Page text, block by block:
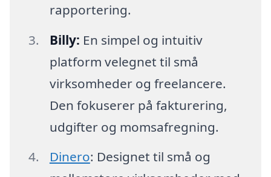
rapportering.
Billy: En simpel og intuitiv
platform velegnet til små
virksomheder og freelancere.
Den fokuserer på fakturering,
udgifter og momsafregning.
Dinero: Designet til små og